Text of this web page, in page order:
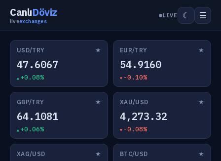
CanlıDöviz
liveexchanges
LIVE ☾ ☰
USD/TRY ★
47.6067
+0.08%
EUR/TRY ★
54.9160
-0.10%
GBP/TRY ★
64.1081
+0.06%
XAU/USD ★
4,273.32
-0.08%
XAG/USD ★ BTC/USD ★